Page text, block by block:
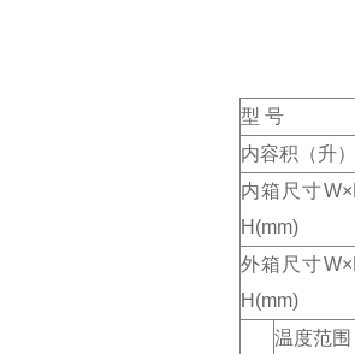
型 号
内容积（升）
内箱尺寸
H(mm)
外箱尺寸
H(mm)
温度范围